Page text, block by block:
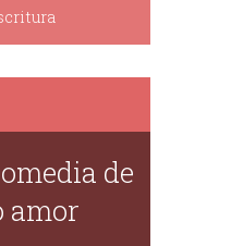
de
amor